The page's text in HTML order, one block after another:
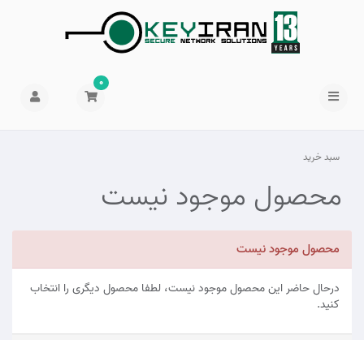
0
سبد خرید
محصول موجود نیست
محصول موجود نیست
درحال حاضر این محصول موجود نیست، لطفا محصول دیگری را انتخاب
کنید.